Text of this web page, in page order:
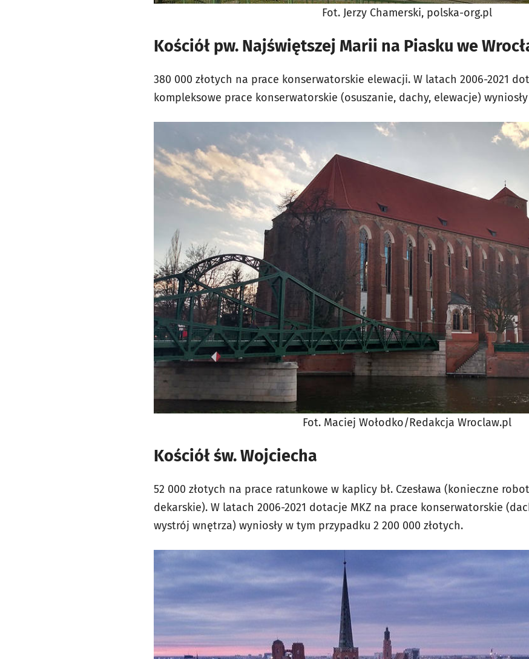
Fot. Jerzy Chamerski, polska-org.pl
Kościół pw. Najświętszej Marii na Piasku we
380 000 złotych na prace konserwatorskie elewacji. W latach 2006-2021
kompleksowe prace konserwatorskie (osuszanie, dachy, elewacje) wyniosły
Fot. Maciej Wołodko/Redakcja Wroclaw.pl
Kościół św. Wojciecha
52 000 złotych na prace ratunkowe w kaplicy bł. Czesława (konieczne
dekarskie). W latach 2006-2021 dotacje MKZ na prace konserwatorskie
wystrój wnętrza) wyniosły w tym przypadku 2 200 000 złotych.